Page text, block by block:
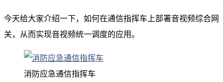
今天给大家介绍一下，如何在通信指挥车上部署音视频综合网
关，从而实现音视频统一调度的应用。
消防应急通信指挥车